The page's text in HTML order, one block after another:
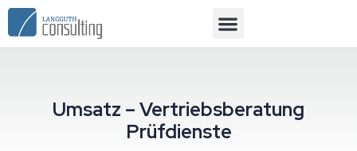
Umsatz – Vertriebsberatung
Prüfdienste